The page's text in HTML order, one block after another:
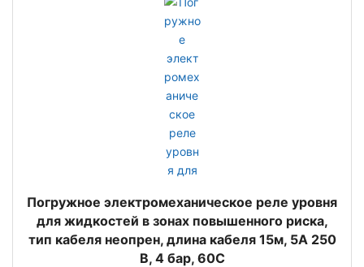
Погружное электромеханическое реле уровня
для жидкостей в зонах повышенного риска,
тип кабеля неопрен, длина кабеля 15м, 5A 250
В, 4 бар, 60C